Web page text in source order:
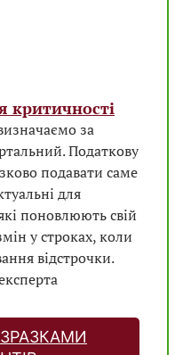
критичності
за
Податкову
подавати саме
для
поновлюють свій
у строках, коли
відстрочки.
ЗРАЗКАМИ